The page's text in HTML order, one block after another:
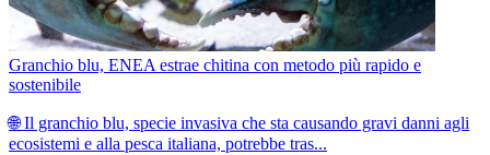
Granchio blu, ENEA estrae chitina con metodo più rapido e
sostenibile
🌐 Il granchio blu, specie invasiva che sta causando gravi danni agli
ecosistemi e alla pesca italiana, potrebbe tras...